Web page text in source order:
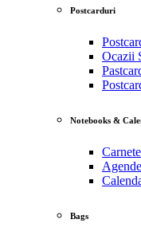
Postcarduri
Ocazii
Notebooks &
Carnete
Agende
Bags